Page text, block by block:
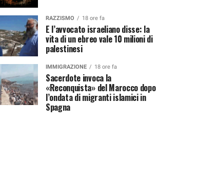
RAZZISMO 18 ore fa
E l’avvocato israeliano disse: la
vita di un ebreo vale 10 milioni di
palestinesi
IMMIGRAZIONE 18 ore fa
Sacerdote invoca la
«Reconquista» del Marocco dopo
l’ondata di migranti islamici in
Spagna